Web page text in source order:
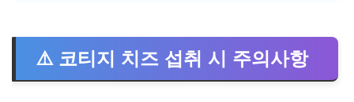
⚠️ 코티지 치즈 섭취 시 주의사항